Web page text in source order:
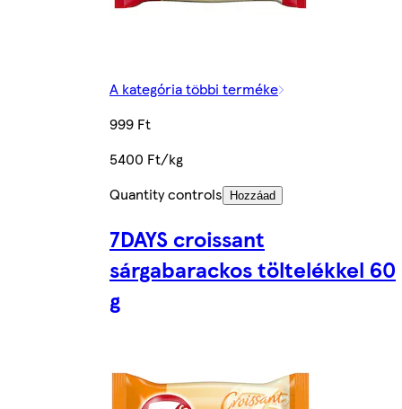
A kategória többi terméke
999 Ft
5400 Ft/kg
Quantity controls
Hozzáad
7DAYS croissant
sárgabarackos töltelékkel 60
g